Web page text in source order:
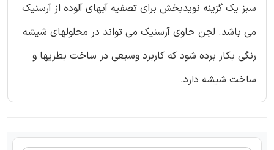
سبز یک گزینه نویدبخش برای تصفیه آبهای آلوده از آرسنیک
می باشد. لجن حاوی آرسنیک می تواند در محلولهای شیشه
رنگی بکار برده شود که کاربرد وسیعی در ساخت بطریها و
ساخت شیشه دارد.